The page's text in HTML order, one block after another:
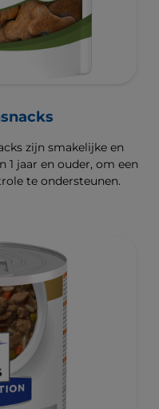
zijn smakelijke en
1 jaar en ouder, om een
te ondersteunen.